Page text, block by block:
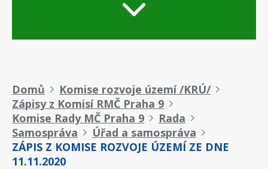
Drobečková
navigace
Domů
Komise rozvoje území /KRÚ/
Zápisy z Komisí RMČ Praha 9
Komise Rady MČ Praha 9
Rada
Samospráva
Úřad a samospráva
ZÁPIS Z KOMISE ROZVOJE ÚZEMÍ ZE DNE
11.11.2020